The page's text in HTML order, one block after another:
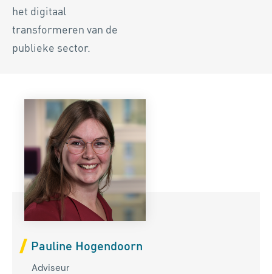
het digitaal
transformeren van de
publieke sector.
Pauline Hogendoorn
Adviseur